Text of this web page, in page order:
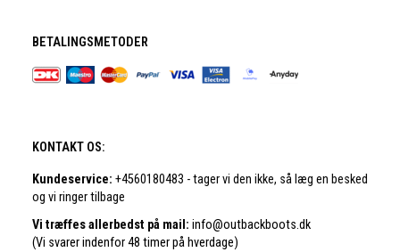
BETALINGSMETODER
KONTAKT OS:
Kundeservice: +4560180483 - tager vi den ikke, så læg en besked
og vi ringer tilbage
Vi træffes allerbedst på mail: info@outbackboots.dk
(Vi svarer indenfor 48 timer på hverdage)